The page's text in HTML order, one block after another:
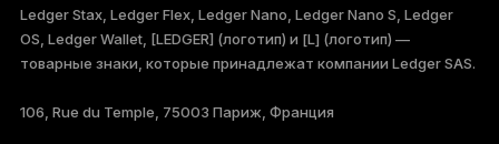
FRANÇAIS
TÜRKÇE
DEUTSCH
Ledger Stax, Ledger Flex, Ledger Nano, Ledger Nano S, Ledger
OS, Ledger Wallet, [LEDGER] (логотип) и [L] (логотип) —
товарные знаки, которые принадлежат компании Ledger SAS.
106, Rue du Temple, 75003 Париж, Франция